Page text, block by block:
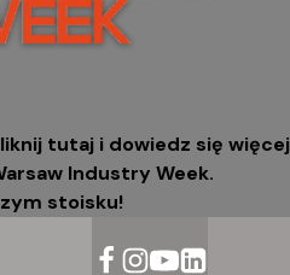
tutaj i dowiedz się więcej
Industry Week.
stoisku!